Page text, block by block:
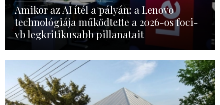
Amikor az AI ítél a pályán: a Lenovo
technológiája működtette a 2026-os foci-
vb legkritikusabb pillanatait